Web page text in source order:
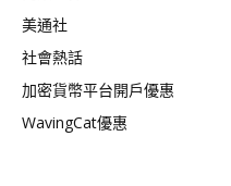
美通社
社會熱話
加密貨幣平台開戶優惠
WavingCat優惠